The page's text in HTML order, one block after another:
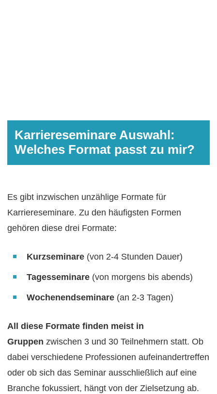
Karriereseminare Auswahl:
Welches Format passt zu mir?
Es gibt inzwischen unzählige Formate für
Karriereseminare. Zu den häufigsten Formen
gehören diese drei Formate:
Kurzseminare (von 2-4 Stunden Dauer)
Tagesseminare (von morgens bis abends)
Wochenendseminare (an 2-3 Tagen)
All diese Formate finden meist in
Gruppen zwischen 3 und 30 Teilnehmern statt. Ob
dabei verschiedene Professionen aufeinandertreffen
oder ob sich das Seminar ausschließlich auf eine
Branche fokussiert, hängt von der Zielsetzung ab.